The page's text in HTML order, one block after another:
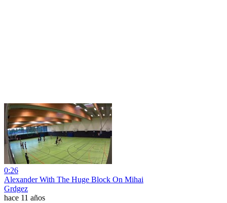
0:26
Alexander With The Huge Block On Mihai
Grdgez
hace 11 años